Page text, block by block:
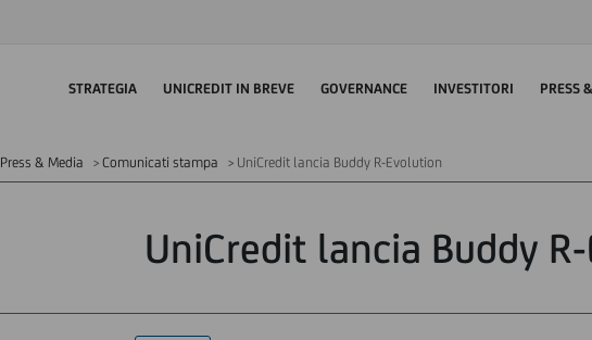
STRATEGIA UNICREDIT IN BREVE GOVERNANCE INVESTITORI PRESS
Press & Media Comunicati stampa UniCredit lancia Buddy R-Evolution
UniCredit lancia Buddy